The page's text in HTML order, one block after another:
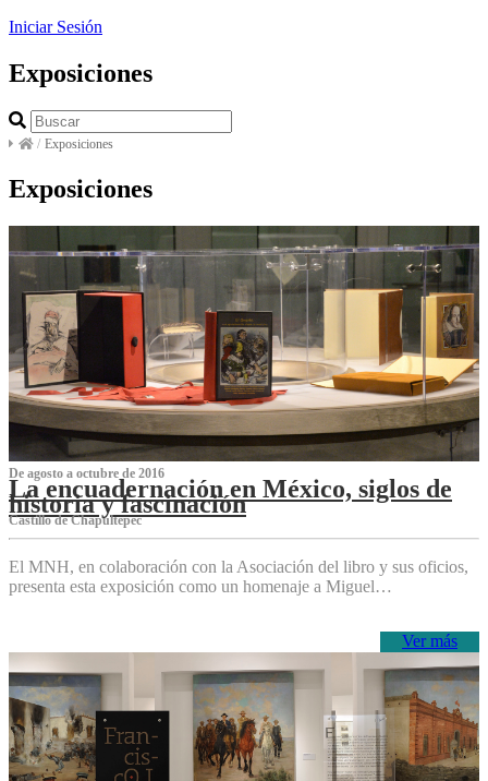
Iniciar Sesión
Exposiciones
/ Exposiciones
Exposiciones
De agosto a octubre de 2016
La encuadernación en México, siglos de
historia y fascinación
Castillo de Chapultepec
El MNH, en colaboración con la Asociación del libro y sus oficios,
presenta esta exposición como un homenaje a Miguel…
Ver más